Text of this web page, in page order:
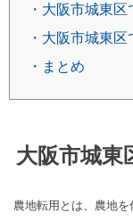
・大阪市城東
・大阪市城東
・まとめ
大阪市城東
農地転用とは、農地